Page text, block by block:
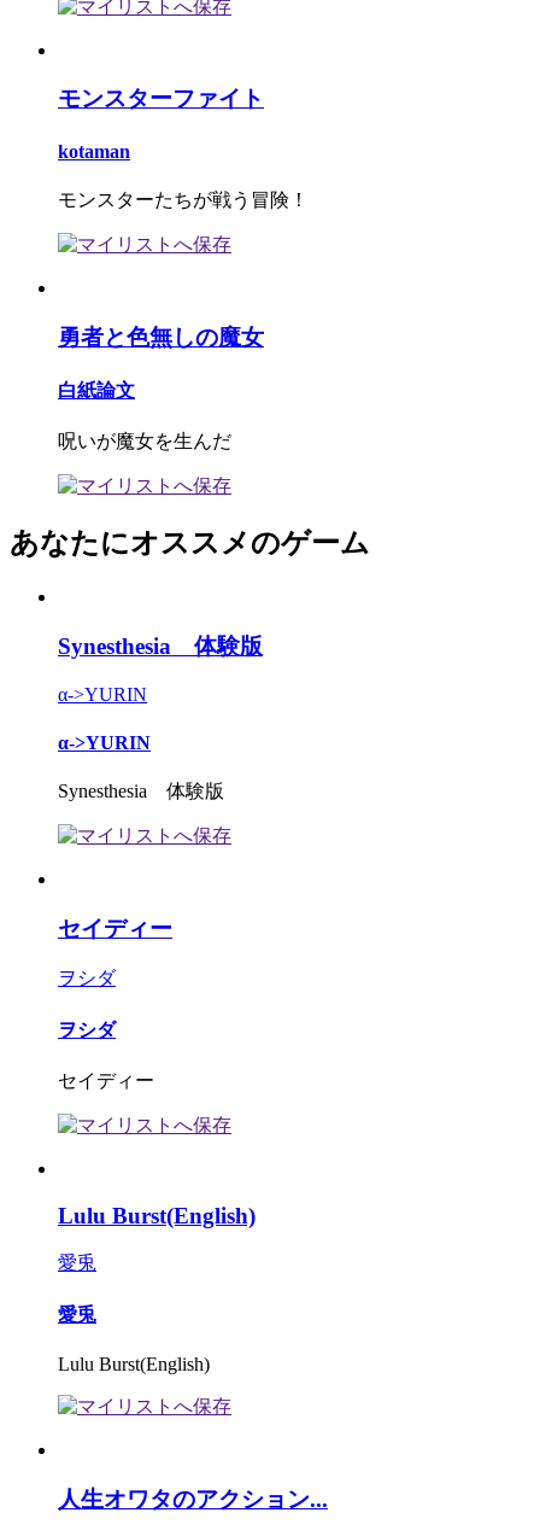
モンスターファイト
kotaman
モンスターたちが戦う冒険！
勇者と色無しの魔女
白紙論文
呪いが魔女を生んだ
あなたにオススメのゲーム
Synesthesia 体験版
α->YURIN
α->YURIN
Synesthesia 体験版
セイディー
ヲシダ
ヲシダ
セイディー
Lulu Burst(English)
愛兎
愛兎
Lulu Burst(English)
人生オワタのアクション...